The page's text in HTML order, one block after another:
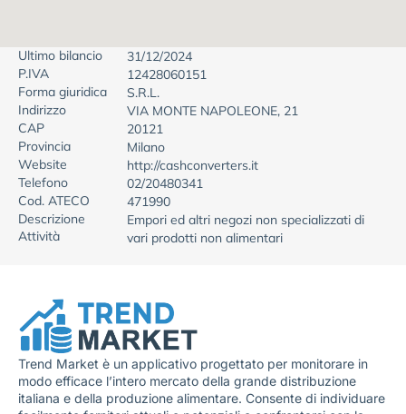
Ultimo bilancio
31/12/2024
P.IVA
12428060151
Forma giuridica
S.R.L.
Indirizzo
VIA MONTE NAPOLEONE, 21
CAP
20121
Provincia
Milano
Website
http://cashconverters.it
Telefono
02/20480341
Cod. ATECO
471990
Descrizione
Attività
Empori ed altri negozi non specializzati di
vari prodotti non alimentari
Trend Market è un applicativo progettato per monitorare in
modo efficace l’intero mercato della grande distribuzione
italiana e della produzione alimentare. Consente di individuare